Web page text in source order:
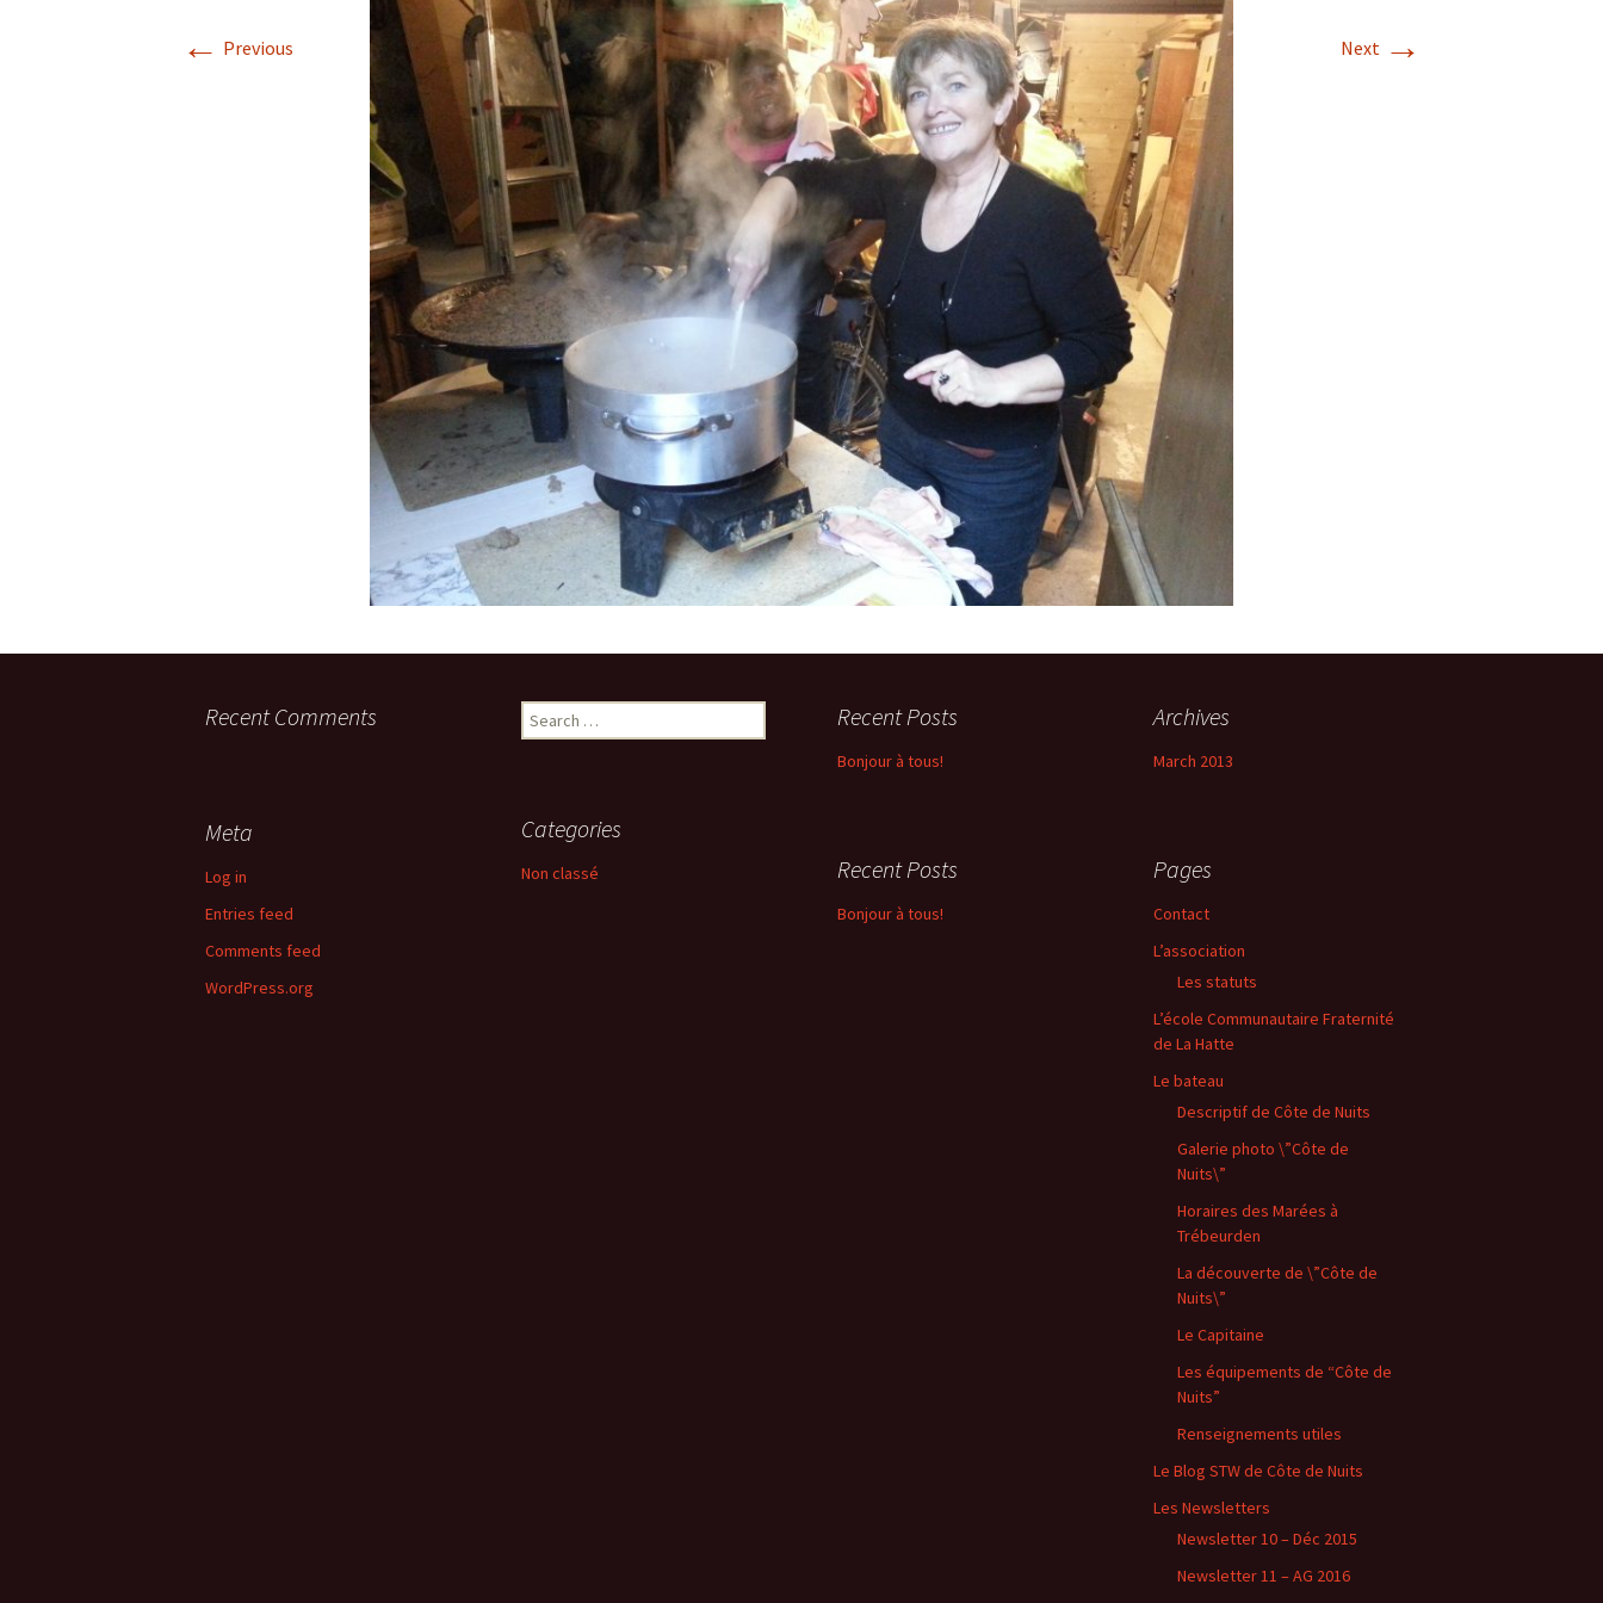
Descriptif de Côte de
Galerie photo \”Côte de
Nuits\”
Horaires des Marées à
Trébeurden
Newsletter 8 – Déc 2014
Newsletter 9 – Oct 2015
Newsletter 10 – Déc 2015
Newsletter 11 – AG
d’avril-2016
Newsletter 12 – Fév 2019
← Previous Next →
Recent Comments
Search
for:
Recent Posts
Bonjour à tous!
Archives
March 2013
Categories
Non classé
Meta
Log in
Entries feed
Comments feed
WordPress.org
Recent Posts
Bonjour à tous!
Pages
Contact
L’association
Les statuts
L’école Communautaire Fraternité
de La Hatte
Le bateau
Descriptif de Côte de Nuits
Galerie photo \”Côte de
Nuits\”
Horaires des Marées à
Trébeurden
La découverte de \”Côte de
Nuits\”
Le Capitaine
Les équipements de “Côte de
Nuits”
Renseignements utiles
Le Blog STW de Côte de Nuits
Les Newsletters
Newsletter 10 – Déc 2015
Newsletter 11 – AG 2016